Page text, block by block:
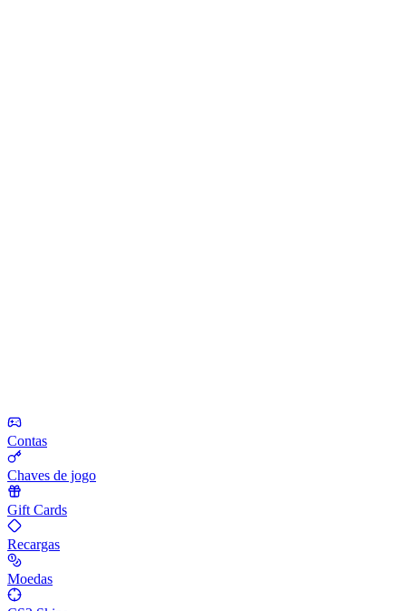
Contas
Chaves de jogo
Gift Cards
Recargas
Moedas